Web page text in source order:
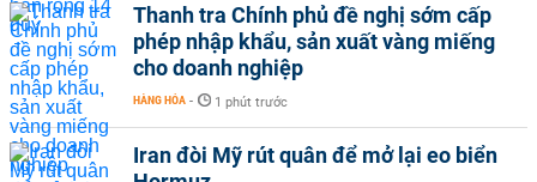
Thanh tra Chính phủ đề nghị sớm cấp
phép nhập khẩu, sản xuất vàng miếng
cho doanh nghiệp
HÀNG HÓA - 1 phút trước
Iran đòi Mỹ rút quân để mở lại eo biển